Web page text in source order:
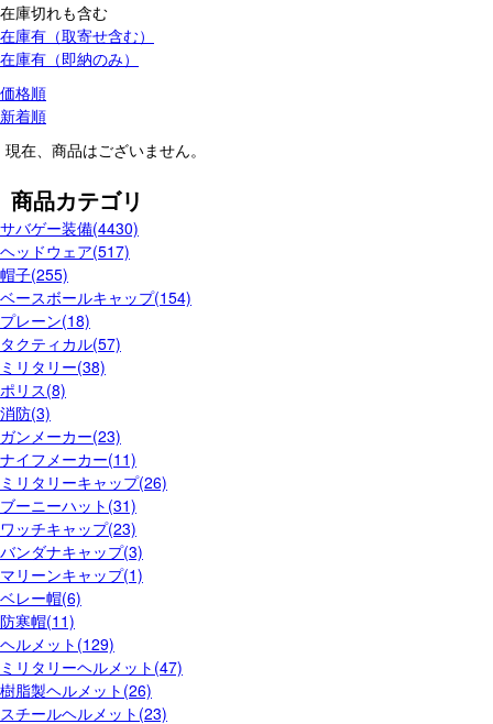
在庫切れも含む
在庫有（取寄せ含む）
在庫有（即納のみ）
価格順
新着順
現在、商品はございません。
商品カテゴリ
サバゲー装備(4430)
ヘッドウェア(517)
帽子(255)
ベースボールキャップ(154)
プレーン(18)
タクティカル(57)
ミリタリー(38)
ポリス(8)
消防(3)
ガンメーカー(23)
ナイフメーカー(11)
ミリタリーキャップ(26)
ブーニーハット(31)
ワッチキャップ(23)
バンダナキャップ(3)
マリーンキャップ(1)
ベレー帽(6)
防寒帽(11)
ヘルメット(129)
ミリタリーヘルメット(47)
樹脂製ヘルメット(26)
スチールヘルメット(23)